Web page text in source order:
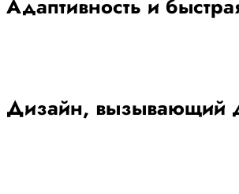
Адаптивность и
Дизайн, вызывающий